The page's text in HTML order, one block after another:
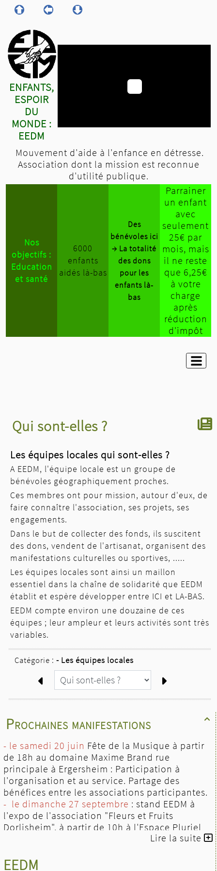
ENFANTS,
ESPOIR
DU
MONDE :
EEDM
Mouvement d'aide à l'enfance en détresse.
Association dont la mission est reconnue
d'utilité publique.
Nos
objectifs :
Education
et santé
6000
enfants
aidés là-bas
Des
bénévoles ici
→ La totalité
des dons
pour les
enfants là-
bas
Parrainer
un enfant
avec
seulement
25€ par
mois, mais
il ne reste
que 6,25€
à votre
charge
après
réduction
d'impôt

Prochaines manifestations
- le samedi 20 juin Fête de la Musique à partir
de 18h au domaine Maxime Brand rue
principale à Ergersheim : Participation à
l'organisation et au service. Partage des
bénéfices entre les associations participantes.
- le dimanche 27 septembre : stand EEDM à
l'expo de l'association "Fleurs et Fruits
Dorlisheim", à partir de 10h à l'Espace Pluriel
EEDM au Messti à l’Espace W de Weyersheim
Lire la suite
EEDM
Qui sont-elles ?
Les équipes locales qui sont-elles ?
A EEDM, l'équipe locale est un groupe de
bénévoles géographiquement proches.
Ces membres ont pour mission, autour d'eux, de
faire connaître l'association, ses projets, ses
engagements.
Dans le but de collecter des fonds, ils suscitent
des dons, vendent de l'artisanat, organisent des
manifestations culturelles ou sportives, .....
Les équipes locales sont ainsi un maillon
essentiel dans la chaîne de solidarité que EEDM
établit et espère développer entre ICI et LA-BAS.
EEDM compte environ une douzaine de ces
équipes ; leur ampleur et leurs activités sont très
variables.
Catégorie : - Les équipes locales